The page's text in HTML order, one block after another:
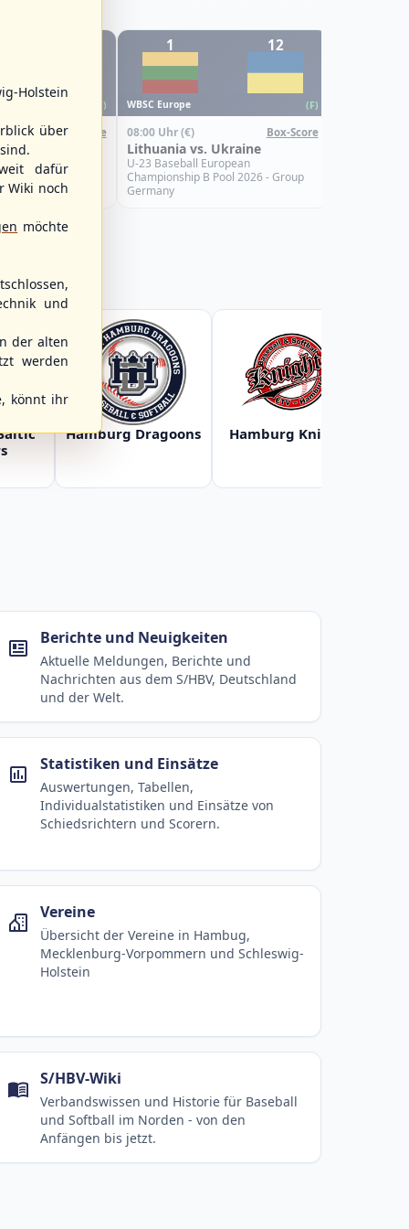
(F)
Box-Score
Israel
2026 - Group
1 12
WBSC Europe (F)
08:00 Uhr(€) Box-Score
Lithuania vs. Ukraine
U-23 Baseball European
Championship B Pool 2026 - Group
Germany
Hamburg Dragoons Hamburg Knights
Berichte und Neuigkeiten
Aktuelle Meldungen, Berichte und
Nachrichten aus dem S/HBV, Deutschland
und der Welt.
Statistiken und Einsätze
Auswertungen, Tabellen,
Individualstatistiken und Einsätze von
Schiedsrichtern und Scorern.
Vereine
Übersicht der Vereine in Hambug,
Mecklenburg-Vorpommern und Schleswig-
Holstein
S/HBV-Wiki
Verbandswissen und Historie für Baseball
und Softball im Norden - von den
Anfängen bis jetzt.
Holstein
über
dafür
Wiki noch
möchte
und
der alten
werden
könnt ihr